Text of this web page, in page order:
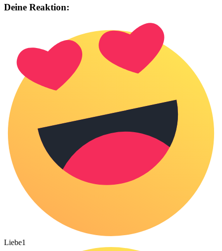
Deine Reaktion:
Liebe1